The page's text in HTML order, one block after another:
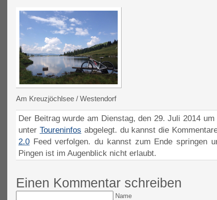
Am Kreuzjöchlsee / Westendorf
Der Beitrag wurde am Dienstag, den 29. Juli 2014
unter Toureninfos abgelegt. du kannst die
2.0 Feed verfolgen. du kannst zum Ende springen
Pingen ist im Augenblick nicht erlaubt.
Einen Kommentar schreiben
Name